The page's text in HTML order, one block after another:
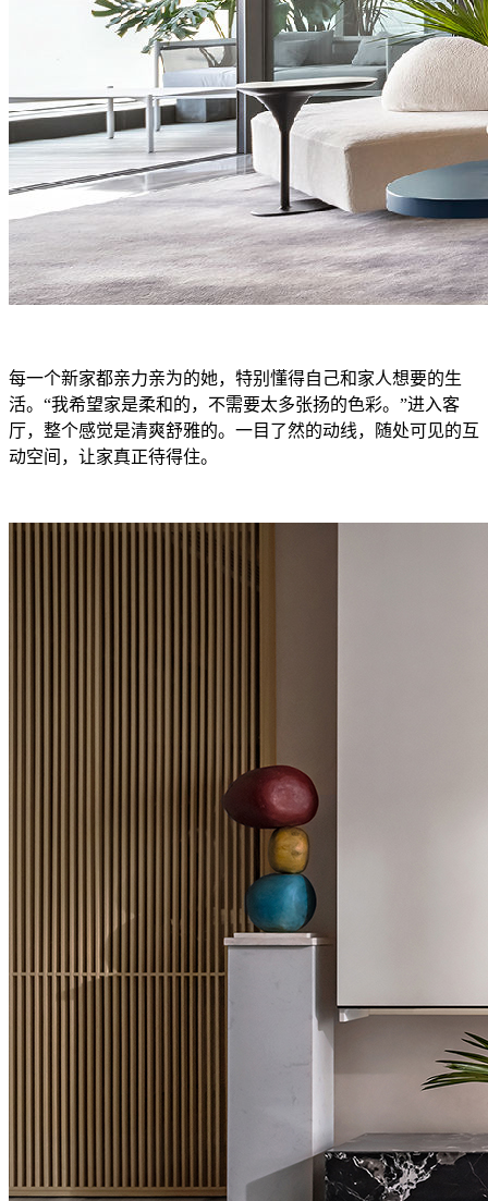
每一个新家都亲力亲为的她，特别懂得自己和家人想要的生
活。“我希望家是柔和的，不需要太多张扬的色彩。”进入客
厅，整个感觉是清爽舒雅的。一目了然的动线，随处可见的互
动空间，让家真正待得住。